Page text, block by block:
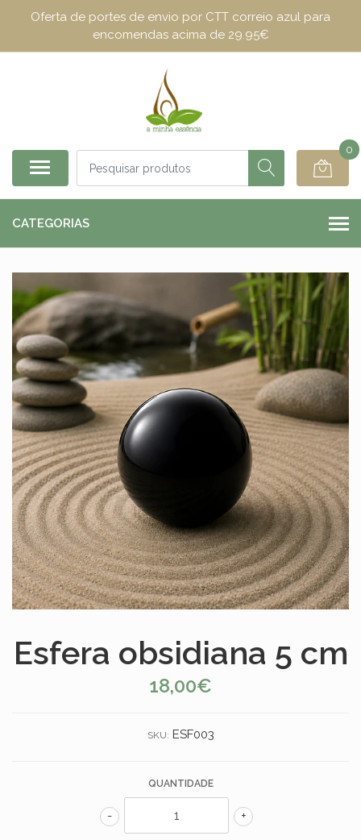
Oferta de portes de envio por CTT correio azul para
encomendas acima de 29.95€
0
CATEGORIAS
Esfera obsidiana 5 cm
18,00€
SKU: ESF003
QUANTIDADE
+
-